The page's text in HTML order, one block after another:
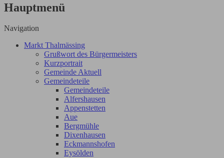
Hauptmenü
Navigation
Markt Thalmässing
Grußwort des Bürgermeisters
Kurzportrait
Gemeinde Aktuell
Gemeindeteile
Gemeindeteile
Alfershausen
Appenstetten
Aue
Bergmühle
Dixenhausen
Eckmannshofen
Eysölden